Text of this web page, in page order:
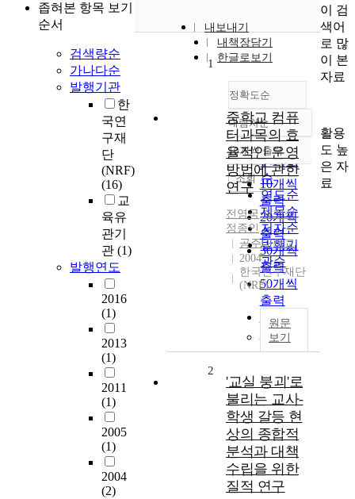
좁혀본 항목 보기
순서
검색량순
가나다순
발행기관
한
국연
구재
단
(NRF)
(16)
교
육유
관기
관 (1)
발행연도
2016
(1)
2013
(1)
2011
(1)
2005
(1)
2004
(2)
내보내기
내책장담기
한글로보기
정확도순
정확도
순
인기도
순
연도순
제목순
저자순
발행기
관순
내림차순
내림차순
10개씩 출력
10개씩
출력
20개씩
출력
30개씩
출력
50개씩
출력
100개씩
출력
조회
1
중학교 컴퓨
터과목의 효
율적인 운영
방법에 관한
연구
전영국,오정석,
정종인
공주대학교
2004
한국연구재단
(NRF)
원문
보기
2
'교실 붕괴'로
불리는 교사-
학생 갈등 현
상의 종합적
분석과 대책
수립을 위한
질적 연구
이 검
색어
로 많
이 본
자료
활용
도 높
은 자
료